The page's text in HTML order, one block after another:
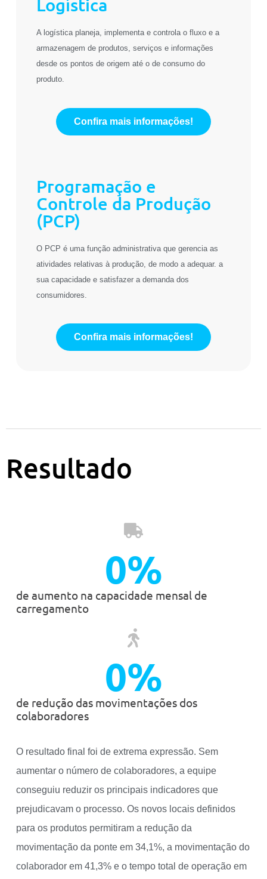
Logística
A logística planeja, implementa e controla o fluxo e a
armazenagem de produtos, serviços e informações
desde os pontos de origem até o de consumo do
produto.
Confira mais informações!
Programação e
Controle da Produção
(PCP)
O PCP é uma função administrativa que gerencia as
atividades relativas à produção, de modo a adequar. a
sua capacidade e satisfazer a demanda dos
consumidores.
Confira mais informações!
Resultado
de aumento na capacidade mensal de
carregamento
0%
de redução das movimentações dos
colaboradores
0%
O resultado final foi de extrema expressão. Sem
aumentar o número de colaboradores, a equipe
conseguiu reduzir os principais indicadores que
prejudicavam o processo. Os novos locais definidos
para os produtos permitiram a redução da
movimentação da ponte em 34,1%, a movimentação do
colaborador em 41,3% e o tempo total de operação em